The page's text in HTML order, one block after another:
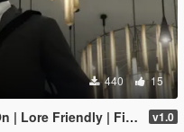
440 15
Friendly | FiveM] v1.0